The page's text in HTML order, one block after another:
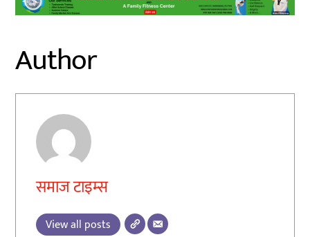
Author
समाज टाइम्स
View all posts